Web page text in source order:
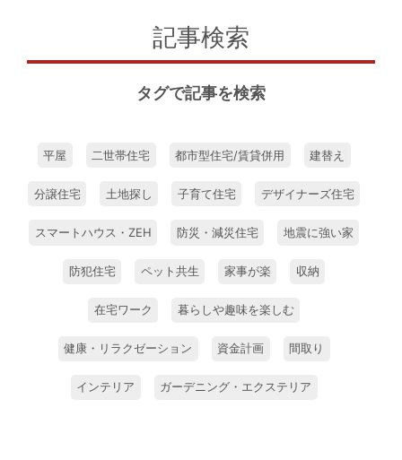
記事検索
タグで記事を検索
平屋 二世帯住宅 都市型住宅/賃貸併用 建替え
分譲住宅 土地探し 子育て住宅 デザイナーズ住宅
スマートハウス・ZEH 防災・減災住宅 地震に強い家
防犯住宅 ペット共生 家事が楽 収納
在宅ワーク 暮らしや趣味を楽しむ
健康・リラクゼーション 資金計画 間取り
インテリア ガーデニング・エクステリア